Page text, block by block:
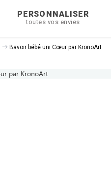
PERSONNALISER
toutes vos envies
Bavoir bébé uni Cœur par KronoArt